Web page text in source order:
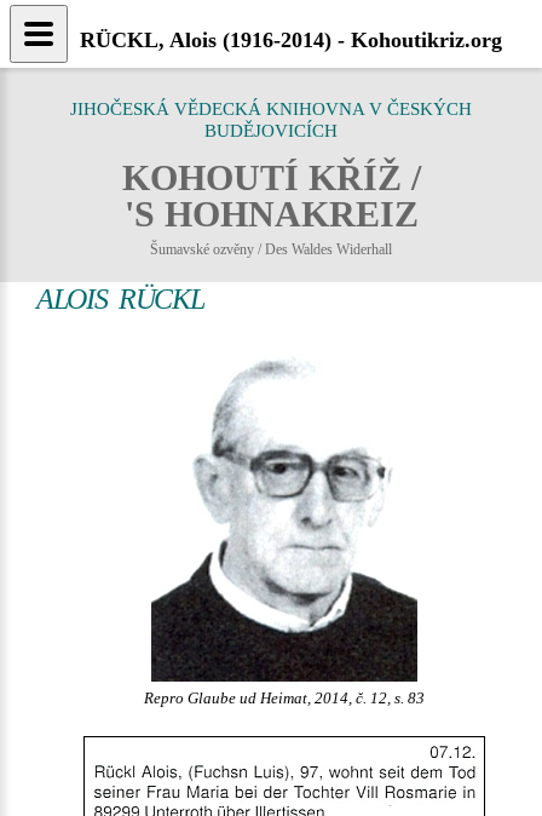
JIHOČESKÁ VĚDECKÁ KNIHOVNA V ČESKÝCH
BUDĚJOVICÍCH
KOHOUTÍ KŘÍŽ /
'S HOHNAKREIZ
Šumavské ozvěny / Des Waldes Widerhall
ALOIS RÜCKL
Repro Glaube ud Heimat, 2014, č. 12, s. 83
RÜCKL, Alois (1916-2014) - Kohoutikriz.org